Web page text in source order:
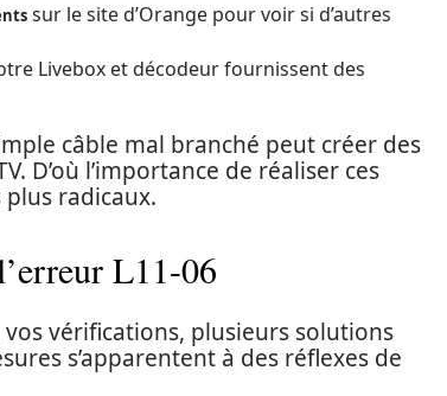
sur le site d’Orange pour voir si d’autres
Livebox et décodeur fournissent des
câble mal branché peut créer des
D’où l’importance de réaliser ces
radicaux.
L11-06
vérifications, plusieurs solutions
s’apparentent à des réflexes de